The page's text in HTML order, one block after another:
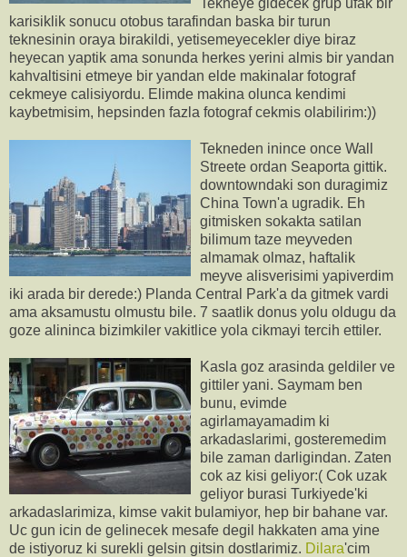
karisiklik sonucu otobus tarafindan baska bir turun
teknesinin oraya birakildi, yetisemeyecekler diye biraz
heyecan yaptik ama sonunda herkes yerini almis bir yandan
kahvaltisini etmeye bir yandan elde makinalar fotograf
cekmeye calisiyordu. Elimde makina olunca kendimi
kaybetmisim, hepsinden fazla fotograf cekmis olabilirim:))
Tekneden inince once Wall
Streete ordan Seaporta gittik.
downtowndaki son duragimiz
China Town'a ugradik. Eh
gitmisken sokakta satilan
bilimum taze meyveden
almamak olmaz, haftalik
meyve alisverisimi yapiverdim
iki arada bir derede:) Planda Central Park'a da gitmek vardi
ama aksamustu olmustu bile. 7 saatlik donus yolu oldugu da
goze alininca bizimkiler vakitlice yola cikmayi tercih ettiler.
Kasla goz arasinda geldiler ve
gittiler yani. Saymam ben
bunu, evimde
agirlamayamadim ki
arkadaslarimi, gosteremedim
bile zaman darligindan. Zaten
cok az kisi geliyor:( Cok uzak
geliyor burasi Turkiyede'ki
arkadaslarimiza, kimse vakit bulamiyor, hep bir bahane var.
Uc gun icin de gelinecek mesafe degil hakkaten ama yine
de istiyoruz ki surekli gelsin gitsin dostlarimiz. Dilara'cim